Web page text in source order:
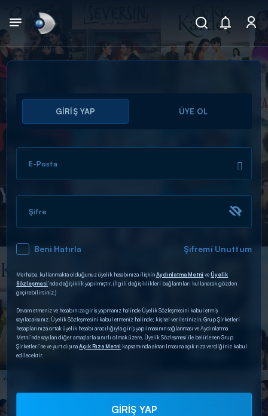
Arama
ARAMA SONUÇLARI
DİĞER SONUÇLAR
GİRİŞ YAP ÜYE OL
E-Posta
Şifre
Beni Hatırla Şifremi Unuttum
Merhaba, kullanmakta olduğunuz üyelik hesabınıza ilişkinAydınlatma Metni veÜyelik
Sözleşmesi’nde değişiklik yapılmıştır. (İlgili değişiklikleri bağlantıları kullanarak gözden
geçirebilirsiniz.)
Devam etmeniz ve hesabınıza giriş yapmanız halinde Üyelik Sözleşmesini kabul etmiş
sayılacaksınız. Üyelik Sözleşmesini kabul etmeniz halinde; kişisel verilerinizin, Grup Şirketleri
hesaplarınıza ortak üyelik hesabı aracılığıyla giriş yapılmasının sağlanması ve Aydınlatma
Metni’nde sayılan diğer amaçlarla sınırlı olmak üzere, Üyelik Sözleşmesi ile belirlenen Grup
Şirketleri’ne ve yurt dışınaAçık Rıza Metni kapsamında aktarılmasına açık rıza verdiğiniz kabul
edilecektir.
GİRİŞ YAP